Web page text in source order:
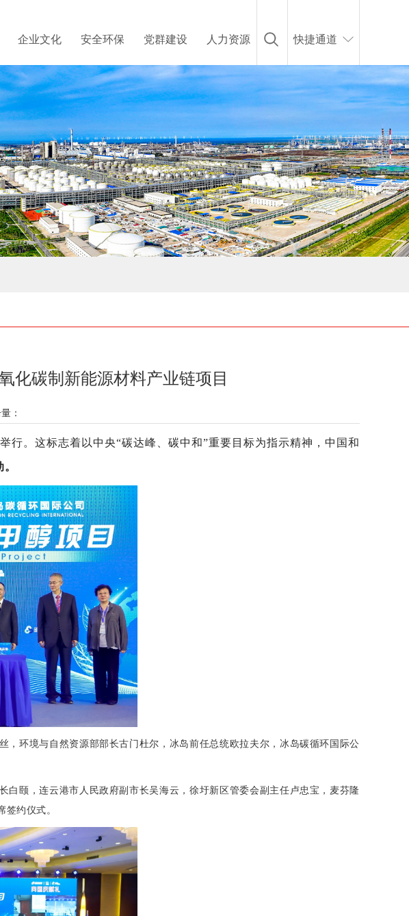
企业文化 安全环保 党群建设 人力资源 快捷通道
化碳制新能源材料产业链项目
：
。这标志着以中央“碳达峰、碳中和”重要目标为指示精神，中国和
环境与自然资源部部长古门杜尔，冰岛前任总统欧拉夫尔，冰岛碳循环国际公
颐，连云港市人民政府副市长吴海云，徐圩新区管委会副主任卢忠宝，麦芬隆
约仪式。